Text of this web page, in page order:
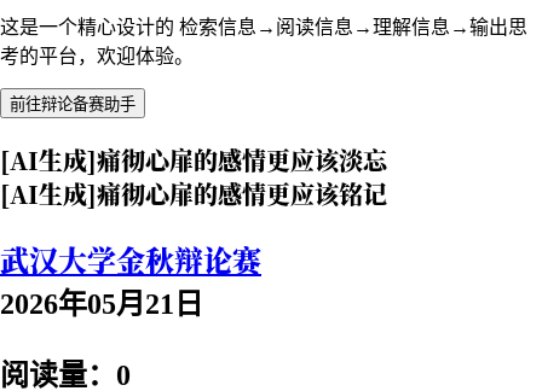
这是一个精心设计的 检索信息→阅读信息→理解信息→输出思
考的平台，欢迎体验。
前往辩论备赛助手
[AI生成]痛彻心扉的感情更应该淡忘
[AI生成]痛彻心扉的感情更应该铭记
武汉大学金秋辩论赛
2026年05月21日
阅读量：0